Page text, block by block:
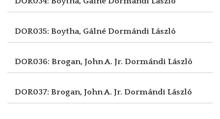
DOR035: Boytha, Gálné Dormándi László
DOR036: Brogan, John A. Jr. Dormándi László
DOR037: Brogan, John A. Jr. Dormándi László